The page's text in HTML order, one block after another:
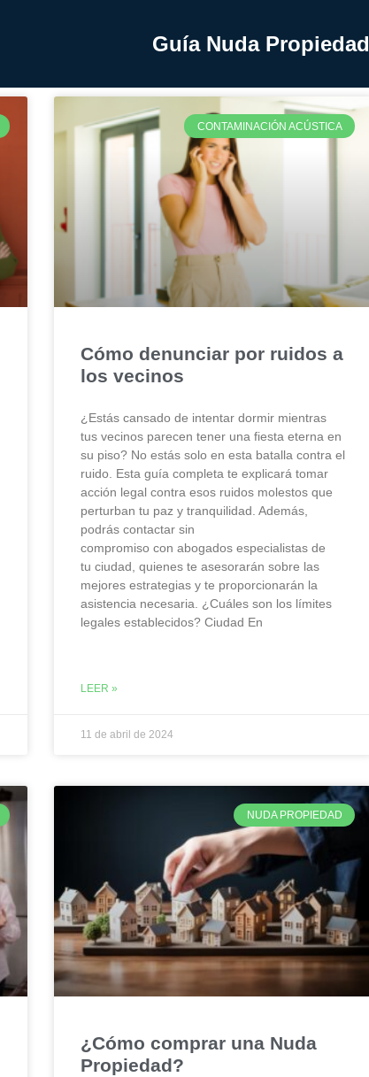
Guía Nuda Propiedad
CONTAMINACIÓN ACÚSTICA
Cómo denunciar por ruidos a
los vecinos
¿Estás cansado de intentar dormir mientras
tus vecinos parecen tener una fiesta eterna en
su piso? No estás solo en esta batalla contra el
ruido. Esta guía completa te explicará tomar
acción legal contra esos ruidos molestos que
perturban tu paz y tranquilidad. Además,
podrás contactar sin
compromiso con abogados especialistas de
tu ciudad, quienes te asesorarán sobre las
mejores estrategias y te proporcionarán la
asistencia necesaria. ¿Cuáles son los límites
legales establecidos? Ciudad En
LEER »
11 de abril de 2024
NUDA PROPIEDAD
¿Cómo comprar una Nuda
Propiedad?